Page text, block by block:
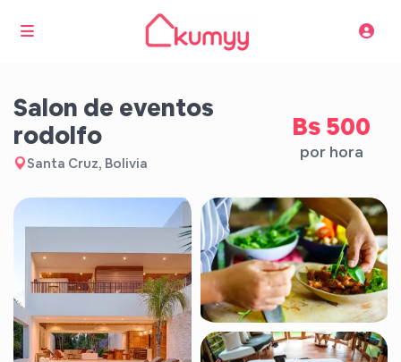
salon de eventos
rodolfo
Santa Cruz, Bolivia
Bs 500
por hora